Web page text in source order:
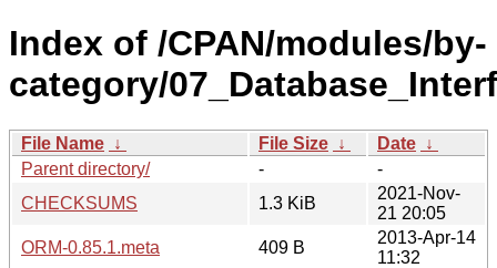
Index of /CPAN/modules/by-
category/
File Name ↓ File Size ↓ Date ↓
Parent directory/
-
-
CHECKSUMS
1.3 KiB
2021-Nov-
21 20:05
ORM-0.85.1.meta
409 B
2013-Apr-14
11:32